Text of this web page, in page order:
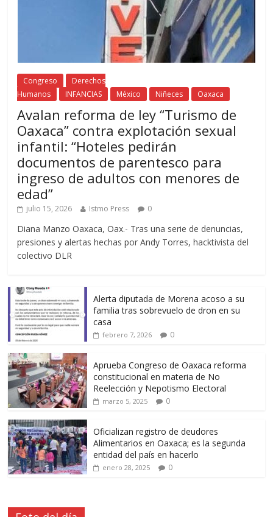
Congreso
Derechos
Humanos
INFANCIAS México Niñeces Oaxaca
Avalan reforma de ley “Turismo de
Oaxaca” contra explotación sexual
infantil: “Hoteles pedirán
documentos de parentesco para
ingreso de adultos con menores de
edad”
julio 15, 2026 Istmo Press 0
Diana Manzo Oaxaca, Oax.- Tras una serie de denuncias,
presiones y alertas hechas por Andy Torres, hacktivista del
colectivo DLR
Alerta diputada de Morena acoso a su
familia tras sobrevuelo de dron en su
casa
febrero 7, 2026 0
Aprueba Congreso de Oaxaca reforma
constitucional en materia de No
Reelección y Nepotismo Electoral
marzo 5, 2025 0
Oficializan registro de deudores
Alimentarios en Oaxaca; es la segunda
entidad del país en hacerlo
enero 28, 2025 0